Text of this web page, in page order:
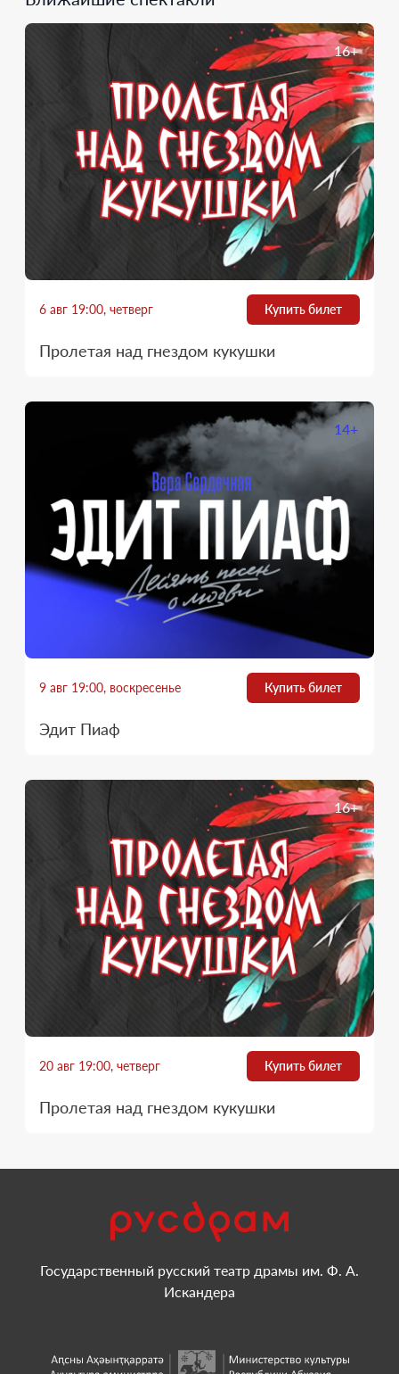
16+
6 авг 19:00, четверг Купить билет
Пролетая над гнездом кукушки
14+
9 авг 19:00, воскресенье Купить билет
Эдит Пиаф
16+
20 авг 19:00, четверг Купить билет
Пролетая над гнездом кукушки
Государственный русский театр драмы им. Ф. А.
Искандера